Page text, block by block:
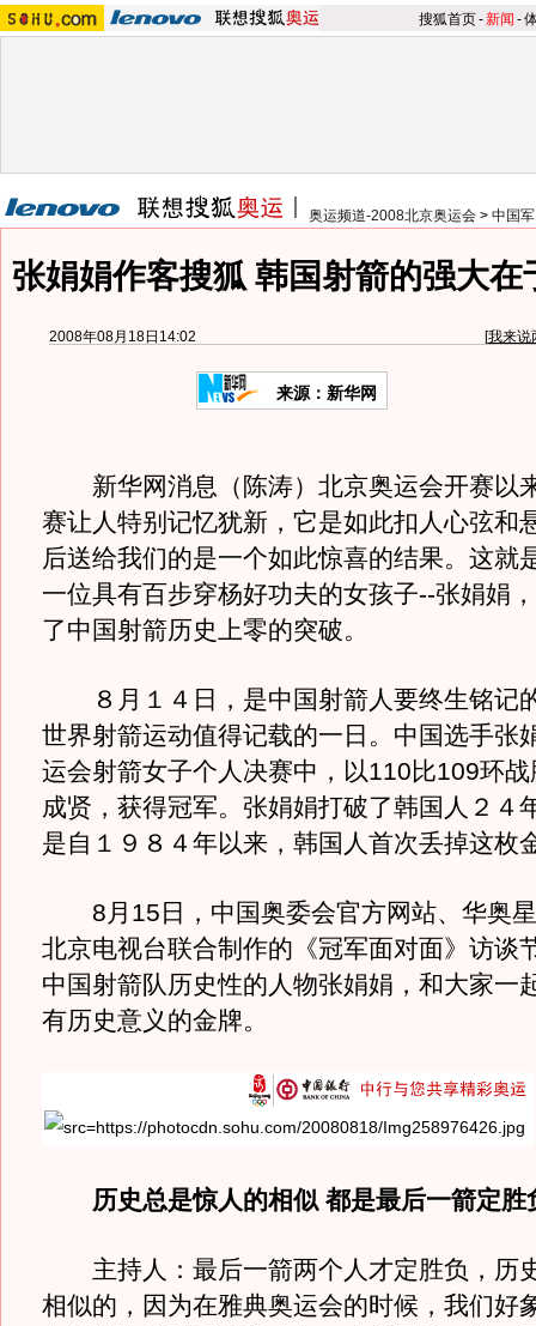
搜狐首页-新闻 -
奥运频道-2008北京奥运会 > 中国
张娟娟作客搜狐 韩国射箭的强大在
2008年08月18日14:02 [我来说
来源：新华网
新华网消息（陈涛）北京奥运会开赛以
赛让人特别记忆犹新，它是如此扣人心弦和
后送给我们的是一个如此惊喜的结果。这就
一位具有百步穿杨好功夫的女孩子--张娟娟
了中国射箭历史上零的突破。
８月１４日，是中国射箭人要终生铭记
世界射箭运动值得记载的一日。中国选手张
运会射箭女子个人决赛中，以110比109环
成贤，获得冠军。张娟娟打破了韩国人２４
是自１９８４年以来，韩国人首次丢掉这枚
8月15日，中国奥委会官方网站、华奥星
北京电视台联合制作的《冠军面对面》访谈
中国射箭队历史性的人物张娟娟，和大家一
有历史意义的金牌。
历史总是惊人的相似 都是最后一箭定胜
主持人：最后一箭两个人才定胜负，历
相似的，因为在雅典奥运会的时候，我们好